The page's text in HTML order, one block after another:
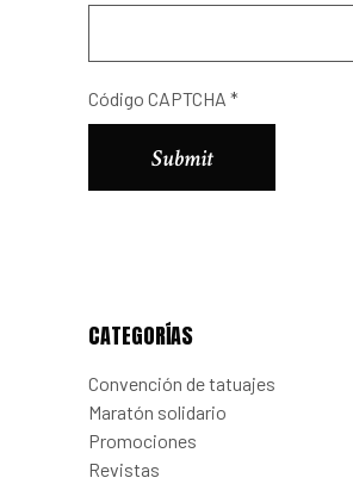
Código CAPTCHA *
CATEGORÍAS
Convención de tatuajes
Maratón solidario
Promociones
Revistas